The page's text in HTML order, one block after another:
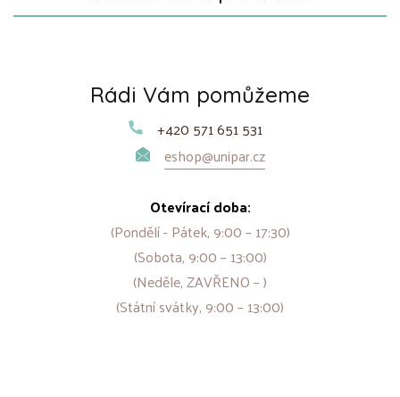
Rádi Vám pomůžeme
+420 571 651 531
eshop@unipar.cz
Otevírací doba:
(Pondělí - Pátek, 9:00 – 17:30)
(Sobota, 9:00 – 13:00)
(Neděle, ZAVŘENO – )
(Státní svátky, 9:00 – 13:00)